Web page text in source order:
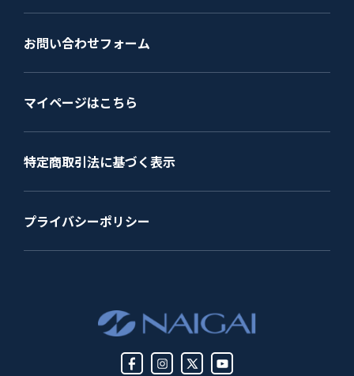
お問い合わせフォーム
マイページはこちら
特定商取引法に基づく表示
プライバシーポリシー